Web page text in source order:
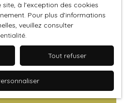
site, à l'exception des cookies
Pour plus d'informations
veuillez consulter
.
Tout refuser